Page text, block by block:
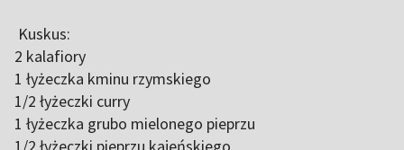
Kuskus:
2 kalafiory
1 łyżeczka kminu rzymskiego
1/2 łyżeczki curry
1 łyżeczka grubo mielonego pieprzu